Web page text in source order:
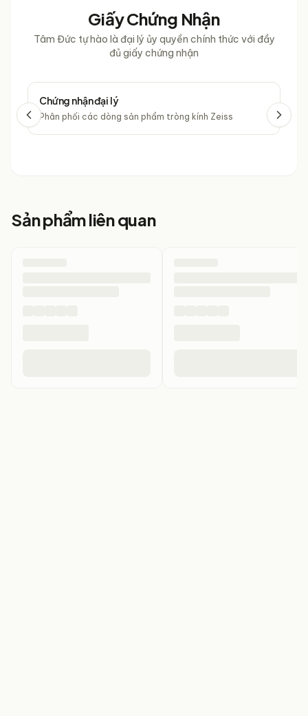
Giấy Chứng Nhận
Tâm Đức tự hào là đại lý ủy quyền chính thức với đầy
đủ giấy chứng nhận
Chứng nhận đại lý
Phân phối các dòng sản phẩm tròng kính Zeiss
Sản phẩm liên quan